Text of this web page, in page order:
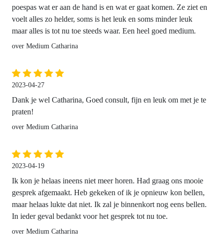
poespas wat er aan de hand is en wat er gaat komen. Ze ziet en
voelt alles zo helder, soms is het leuk en soms minder leuk
maar alles is tot nu toe steeds waar. Een heel goed medium.
over Medium Catharina
2023-04-27
Dank je wel Catharina, Goed consult, fijn en leuk om met je te
praten!
over Medium Catharina
2023-04-19
Ik kon je helaas ineens niet meer horen. Had graag ons mooie
gesprek afgemaakt. Heb gekeken of ik je opnieuw kon bellen,
maar helaas lukte dat niet. Ik zal je binnenkort nog eens bellen.
In ieder geval bedankt voor het gesprek tot nu toe.
over Medium Catharina